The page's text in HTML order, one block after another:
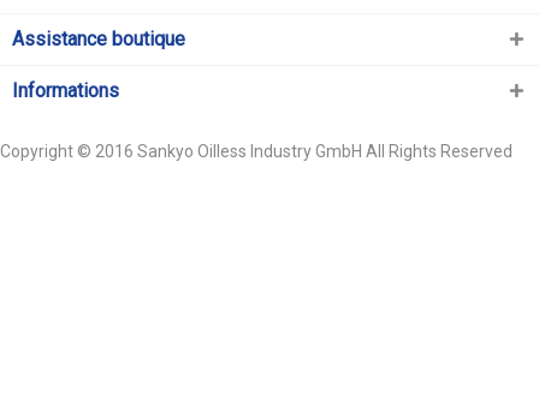
Assistance boutique
Informations
Copyright © 2016 Sankyo Oilless Industry GmbH All Rights Reserved